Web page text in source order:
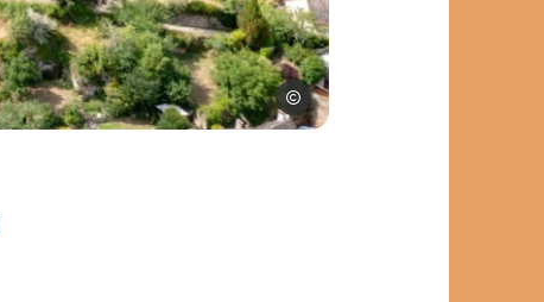
Jules Bloseur – Explore le Monde